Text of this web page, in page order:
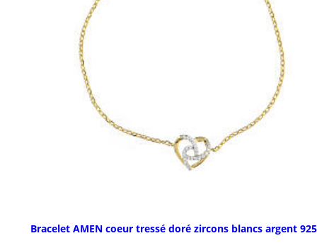
Bracelet AMEN coeur tressé doré zircons blancs argent 925